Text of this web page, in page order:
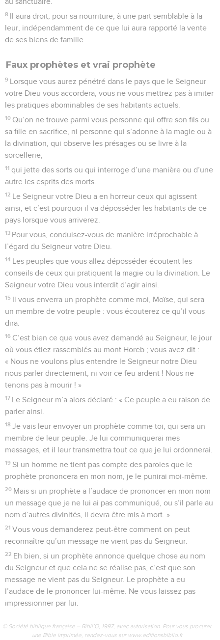
8 Il aura droit, pour sa nourriture, à une part semblable à la
leur, indépendamment de ce que lui aura rapporté la vente
de ses biens de famille.
Faux prophètes et vrai prophète
9 Lorsque vous aurez pénétré dans le pays que le Seigneur
votre Dieu vous accordera, vous ne vous mettrez pas à imiter
les pratiques abominables de ses habitants actuels.
10 Qu’on ne trouve parmi vous personne qui offre son fils ou
sa fille en sacrifice, ni personne qui s’adonne à la magie ou à
la divination, qui observe les présages ou se livre à la
sorcellerie,
11 qui jette des sorts ou qui interroge d’une manière ou d’une
autre les esprits des morts.
12 Le Seigneur votre Dieu a en horreur ceux qui agissent
ainsi, et c’est pourquoi il va déposséder les habitants de ce
pays lorsque vous arriverez.
13 Pour vous, conduisez-vous de manière irréprochable à
l’égard du Seigneur votre Dieu.
14 Les peuples que vous allez déposséder écoutent les
conseils de ceux qui pratiquent la magie ou la divination. Le
Seigneur votre Dieu vous interdit d’agir ainsi.
15 Il vous enverra un prophète comme moi, Moïse, qui sera
un membre de votre peuple : vous écouterez ce qu’il vous
dira.
16 C’est bien ce que vous avez demandé au Seigneur, le jour
où vous étiez rassemblés au mont Horeb ; vous avez dit :
« Nous ne voulons plus entendre le Seigneur notre Dieu
nous parler directement, ni voir ce feu ardent ! Nous ne
tenons pas à mourir ! »
17 Le Seigneur m’a alors déclaré : « Ce peuple a eu raison de
parler ainsi.
18 Je vais leur envoyer un prophète comme toi, qui sera un
membre de leur peuple. Je lui communiquerai mes
messages, et il leur transmettra tout ce que je lui ordonnerai.
19 Si un homme ne tient pas compte des paroles que le
prophète prononcera en mon nom, je le punirai moi-même.
20 Mais si un prophète a l’audace de prononcer en mon nom
un message que je ne lui ai pas communiqué, ou s’il parle au
nom d’autres divinités, il devra être mis à mort. »
21 Vous vous demanderez peut-être comment on peut
reconnaître qu’un message ne vient pas du Seigneur.
22 Eh bien, si un prophète annonce quelque chose au nom
du Seigneur et que cela ne se réalise pas, c’est que son
message ne vient pas du Seigneur. Le prophète a eu
l’audace de le prononcer lui-même. Ne vous laissez pas
impressionner par lui.
© Société biblique française – Bibli’O, 1997, avec autorisation. Pour vous procurer
une Bible imprimée, rendez-vous sur www.editionsbiblio.fr